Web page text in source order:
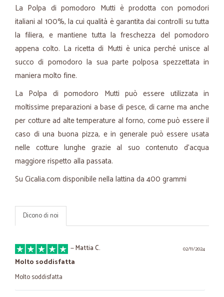
La Polpa di pomodoro Mutti è prodotta con pomodori
italiani al 100%, la cui qualità è garantita dai controlli su tutta
la filiera, e mantiene tutta la freschezza del pomodoro
appena colto. La ricetta di Mutti è unica perché unisce al
succo di pomodoro la sua parte polposa spezzettata in
maniera molto fine.
La Polpa di pomodoro Mutti può essere utilizzata in
moltissime preparazioni a base di pesce, di carne ma anche
per cotture ad alte temperature al forno, come può essere il
caso di una buona pizza, e in generale può essere usata
nelle cotture lunghe grazie al suo contenuto d'acqua
maggiore rispetto alla passata.
Su Cicalia.com disponibile nella lattina da 400 grammi
Dicono di noi
02/11/2024
—Mattia C.
Molto soddisfatta
Molto soddisfatta